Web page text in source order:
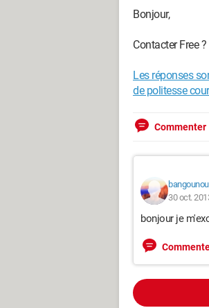
Bonjour,
Contacter Free ?
Les réponses
de politesse
Commenter
30 oct.
bonjour je